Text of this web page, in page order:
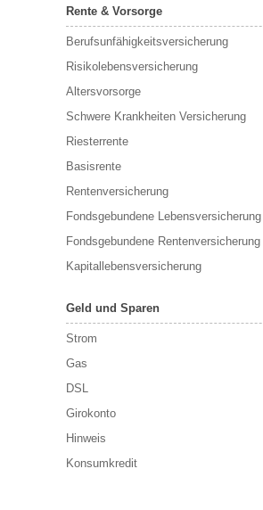
Rente & Vorsorge
Berufs­unfähigkeitsversicherung
Risikolebensversicherung
Altersvorsorge
Schwere Krankheiten Versicherung
Riesterrente
Basisrente
Rentenversicherung
Fondsgebundene Lebensversicherung
Fondsgebundene Rentenversicherung
Kapitallebensversicherung
Geld und Sparen
Strom
Gas
DSL
Girokonto
Hinweis
Konsumkredit